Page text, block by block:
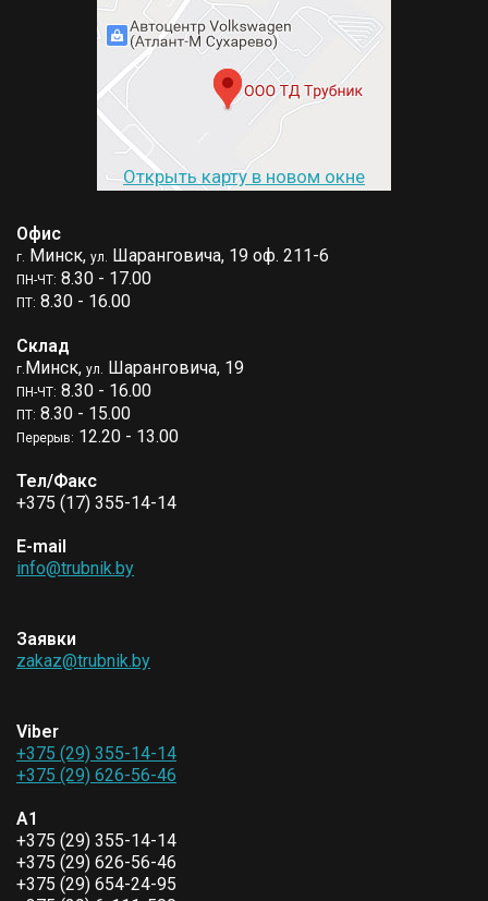
Открыть карту в новом окне
Офис
г. Минск, ул. Шаранговича, 19 оф. 211-6
ПН-ЧТ: 8.30 - 17.00
ПТ: 8.30 - 16.00
Склад
г.Минск, ул. Шаранговича, 19
ПН-ЧТ: 8.30 - 16.00
ПТ: 8.30 - 15.00
Перерыв: 12.20 - 13.00
Тел/Факс
+375 (17) 355-14-14
E-mail
info@trubnik.by
Заявки
zakaz@trubnik.by
Viber
+375 (29) 355-14-14
+375 (29) 626-56-46
A1
+375 (29) 355-14-14
+375 (29) 626-56-46
+375 (29) 654-24-95